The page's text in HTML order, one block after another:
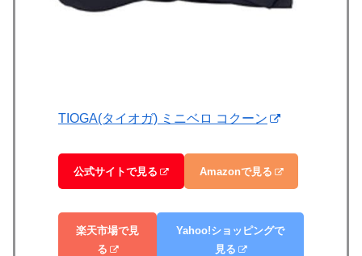
TIOGA(タイオガ) ミニベロ コクーン
公式サイトで見る Amazonで見る
楽天市場で見
る
Yahoo!ショッピングで
見る